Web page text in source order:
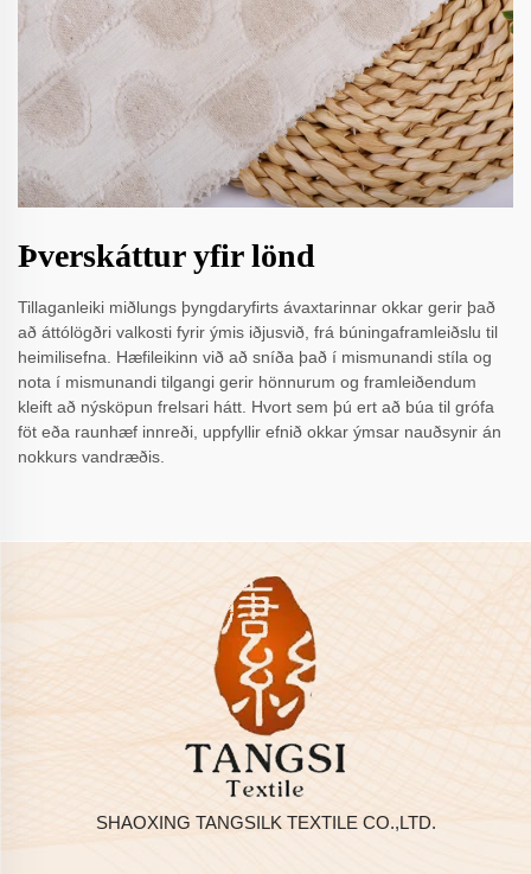
Þverskáttur yfir lönd
Tillaganleiki miðlungs þyngdaryfirts ávaxtarinnar okkar gerir það
að áttólögðri valkosti fyrir ýmis iðjusvið, frá búningaframleiðslu til
heimilisefna. Hæfileikinn við að sníða það í mismunandi stíla og
nota í mismunandi tilgangi gerir hönnurum og framleiðendum
kleift að nýsköpun frelsari hátt. Hvort sem þú ert að búa til grófa
föt eða raunhæf innreði, uppfyllir efnið okkar ýmsar nauðsynir án
nokkurs vandræðis.
SHAOXING TANGSILK TEXTILE CO.,LTD.